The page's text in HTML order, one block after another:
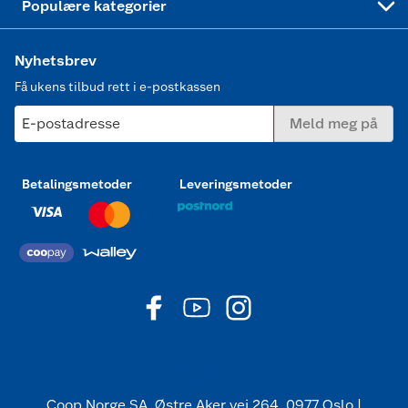
Populære kategorier
Nyhetsbrev
Få ukens tilbud rett i e-postkassen
E-postadresse Meld meg på
Betalingsmetoder Leveringsmetoder
Coop Norge SA, Østre Aker vei 264, 0977 Oslo |